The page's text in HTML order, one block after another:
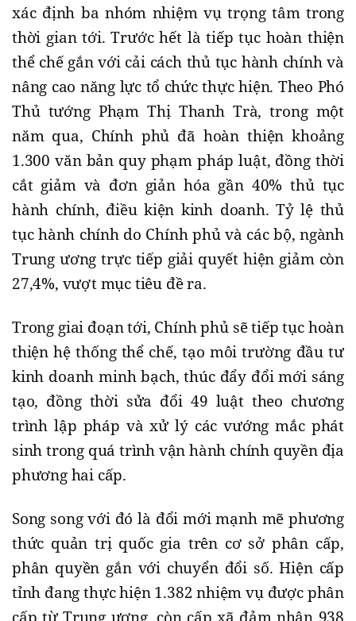
xác định ba nhóm nhiệm vụ trọng tâm trong
thời gian tới. Trước hết là tiếp tục hoàn thiện
thể chế gắn với cải cách thủ tục hành chính và
nâng cao năng lực tổ chức thực hiện. Theo Phó
Thủ tướng Phạm Thị Thanh Trà, trong một
năm qua, Chính phủ đã hoàn thiện khoảng
1.300 văn bản quy phạm pháp luật, đồng thời
cắt giảm và đơn giản hóa gần 40% thủ tục
hành chính, điều kiện kinh doanh. Tỷ lệ thủ
tục hành chính do Chính phủ và các bộ, ngành
Trung ương trực tiếp giải quyết hiện giảm còn
27,4%, vượt mục tiêu đề ra.
Trong giai đoạn tới, Chính phủ sẽ tiếp tục hoàn
thiện hệ thống thể chế, tạo môi trường đầu tư
kinh doanh minh bạch, thúc đẩy đổi mới sáng
tạo, đồng thời sửa đổi 49 luật theo chương
trình lập pháp và xử lý các vướng mắc phát
sinh trong quá trình vận hành chính quyền địa
phương hai cấp.
Song song với đó là đổi mới mạnh mẽ phương
thức quản trị quốc gia trên cơ sở phân cấp,
phân quyền gắn với chuyển đổi số. Hiện cấp
tỉnh đang thực hiện 1.382 nhiệm vụ được phân